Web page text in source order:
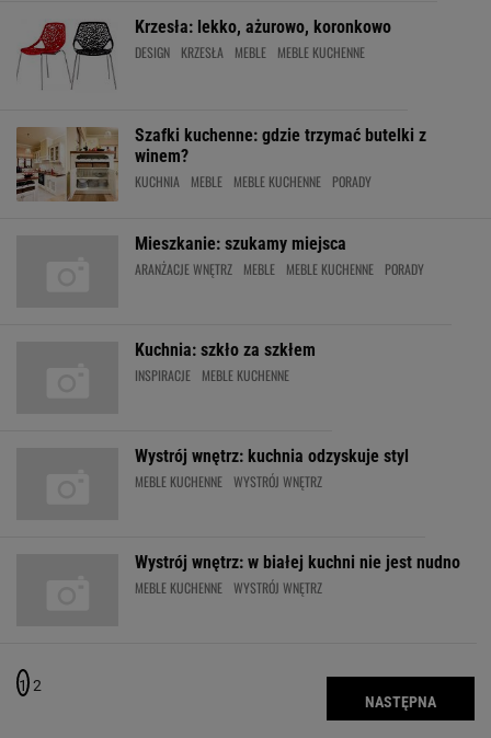
Krzesła: lekko, ażurowo, koronkowo
DESIGN KRZESŁA MEBLE MEBLE KUCHENNE
Szafki kuchenne: gdzie trzymać butelki z
winem?
KUCHNIA MEBLE MEBLE KUCHENNE PORADY
Mieszkanie: szukamy miejsca
ARANŻACJE WNĘTRZ MEBLE MEBLE KUCHENNE PORADY
Kuchnia: szkło za szkłem
INSPIRACJE MEBLE KUCHENNE
Wystrój wnętrz: kuchnia odzyskuje styl
MEBLE KUCHENNE WYSTRÓJ WNĘTRZ
Wystrój wnętrz: w białej kuchni nie jest nudno
MEBLE KUCHENNE WYSTRÓJ WNĘTRZ
1 2
NASTĘPNA